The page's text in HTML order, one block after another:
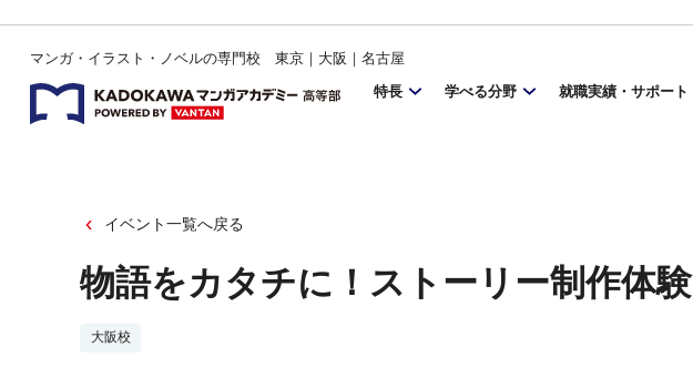
マンガ・イラスト・ノベルの専門校 東京｜大阪｜名古屋
特長
学べる分野 就職実績・サポート
イベント一覧へ戻る
物語をカタチに！ストーリー制作体験
大阪校